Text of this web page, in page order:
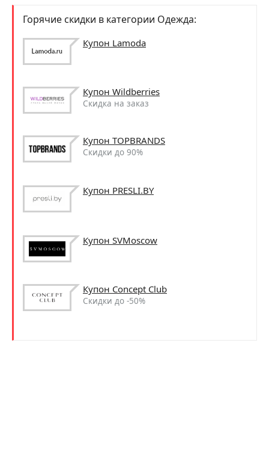
Горячие скидки в категории Одежда:
Купон Lamoda
Купон Wildberries
Скидка на заказ
Купон TOPBRANDS
Скидки до 90%
Купон PRESLI.BY
Купон SVMoscow
Купон Concept Club
Скидки до -50%